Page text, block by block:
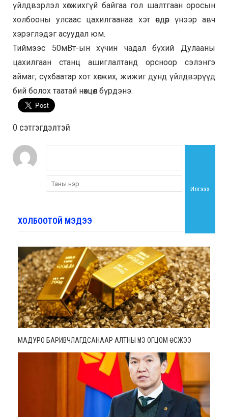
үйлдвэрлэл хөгжихгүй байгаа гол шалтгаан оросын
холбооны улсаас цахилгаанаа хэт өндөр үнээр авч
хэрэглэдэг асуудал юм.
Тиймээс 50мВт-ын хүчин чадал бүхий Дулааны
цахилгаан станц ашиглалтанд орсноор сэлэнгэ
аймаг, сүхбаатар хот хөгжих, жижиг дунд үйлдвэрүүд
бий болох таатай нөхцөл бүрдэнэ.
0 cэтгэгдэлтэй
Илгээх
ХОЛБООТОЙ МЭДЭЭ
МАДУРО БАРИВЧЛАГДСАНААР АЛТНЫ ҮНЭ ОГЦОМ ӨСЖЭЭ